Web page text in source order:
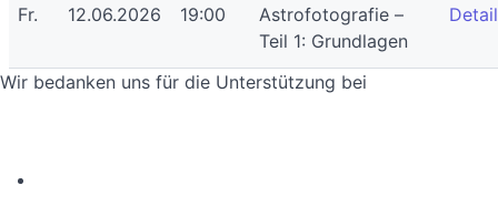
Fr. 12.06.2026 19:00
Astrofotografie –
Teil 1: Grundlagen
Wir bedanken uns für die Unterstützung bei